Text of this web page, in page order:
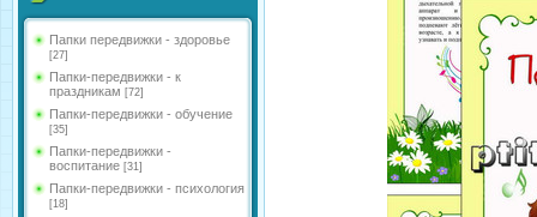
Папки передвижки - здоровье
[27]
Папки-передвижки - к
праздникам [72]
Папки-передвижки - обучение
[35]
Папки-передвижки -
воспитание [31]
Папки-передвижки - психология
[18]